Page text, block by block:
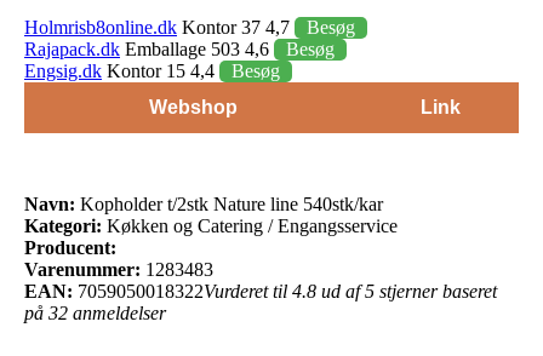
Holmrisb8online.dk Kontor 37 4,7
Besøg
Rajapack.dk Emballage 503 4,6
Besøg
Engsig.dk Kontor 15 4,4
Besøg
Webshop
Link
Navn: Kopholder t/2stk Nature line 540stk/kar
Kategori: Køkken og Catering / Engangsservice
Producent:
Varenummer: 1283483
EAN: 7059050018322Vurderet til 4.8 ud af 5 stjerner baseret
på 32 anmeldelser